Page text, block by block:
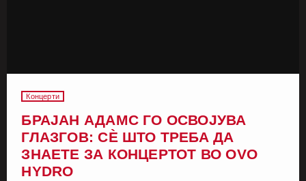
Концерти
БРАЈАН АДАМС ГО ОСВОЈУВА
ГЛАЗГОВ: СЀ ШТО ТРЕБА ДА
ЗНАЕТЕ ЗА КОНЦЕРТОТ ВО OVO
HYDRO